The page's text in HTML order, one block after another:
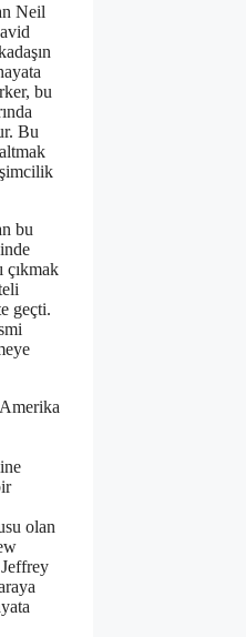
Neil
bu
Bu
bu
çıkmak
geçti.
olan